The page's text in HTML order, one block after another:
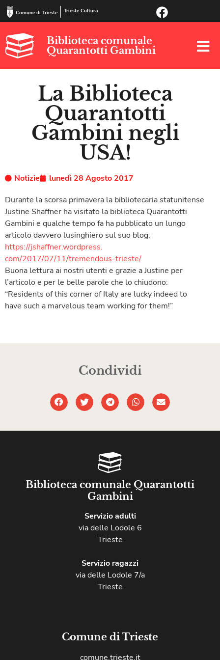
Comune di Trieste Trieste Cultura
Biblioteca comunale
Quarantotti Gambini
La Biblioteca
Quarantotti
Gambini negli
USA!
Notizie
lunedì 28 Agosto 2017
Durante la scorsa primavera la bibliotecaria statunitense
Justine Shaffner ha visitato la biblioteca Quarantotti
Gambini e qualche tempo fa ha pubblicato un lungo
articolo davvero lusinghiero sul suo blog:
https://jshaffner.wordpress.
com/2017/07/11/tremendous-trieste/
Buona lettura ai nostri utenti e grazie a Justine per
l’articolo e per le belle parole che lo chiudono:
“Residents of this corner of Italy are lucky indeed to
have such a marvelous team working for them!”
Condividi
Biblioteca comunale Quarantotti
Gambini
Servizio adulti
via delle Lodole 6
Trieste
Servizio ragazzi
via delle Lodole 7/a
Trieste
Comune di Trieste
comune.trieste.it